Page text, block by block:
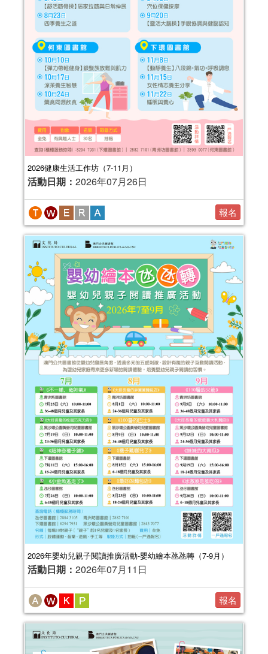
2026健康生活工作坊（7-11月）
活動日期： 2026年07月26日
報名
2026年嬰幼兒親子閱讀推廣活動-嬰幼繪本氹氹轉（7-9月）
活動日期： 2026年07月11日
報名